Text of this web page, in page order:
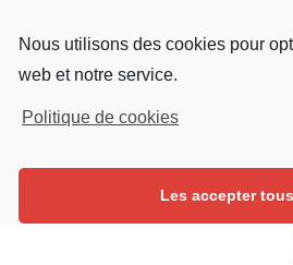
Nous utilisons des cookies pour
web et notre service.
Politique de cookies
Les accepter tous
Le groupe